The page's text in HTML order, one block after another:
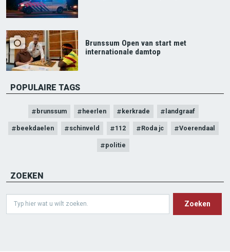
Brunssum Open van start met
internationale damtop
POPULAIRE TAGS
brunssum heerlen kerkrade landgraaf
beekdaelen schinveld 112 Roda jc Voerendaal
politie
ZOEKEN